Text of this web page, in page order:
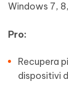
Windows 7,
Pro:
Recupera
dispositivi